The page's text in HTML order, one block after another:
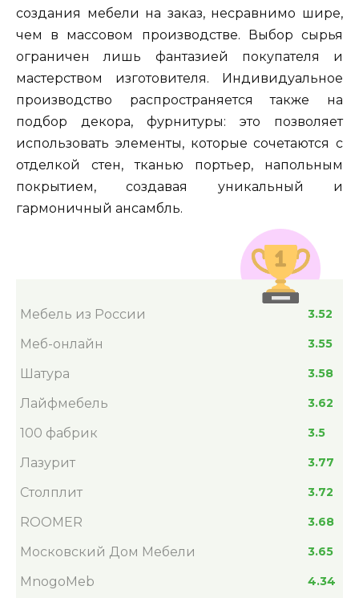
создания мебели на заказ, несравнимо шире,
чем в массовом производстве. Выбор сырья
ограничен лишь фантазией покупателя и
мастерством изготовителя. Индивидуальное
производство распространяется также на
подбор декора, фурнитуры: это позволяет
использовать элементы, которые сочетаются с
отделкой стен, тканью портьер, напольным
покрытием, создавая уникальный и
гармоничный ансамбль.
Мебель из России 3.52
Меб-онлайн 3.55
Шатура 3.58
Лайфмебель 3.62
100 фабрик 3.5
Лазурит 3.77
Столплит 3.72
ROOMER 3.68
Московский Дом Мебели 3.65
MnogoMeb 4.34